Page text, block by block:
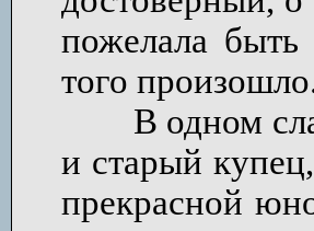
пожелала
того
В одном
и старый
прекрасной